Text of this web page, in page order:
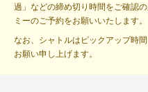
過」などの締め切り時間をご確認
ミーのご予約をお願いいたします。
なお、シャトルはピックアップ時
お願い申し上げます。